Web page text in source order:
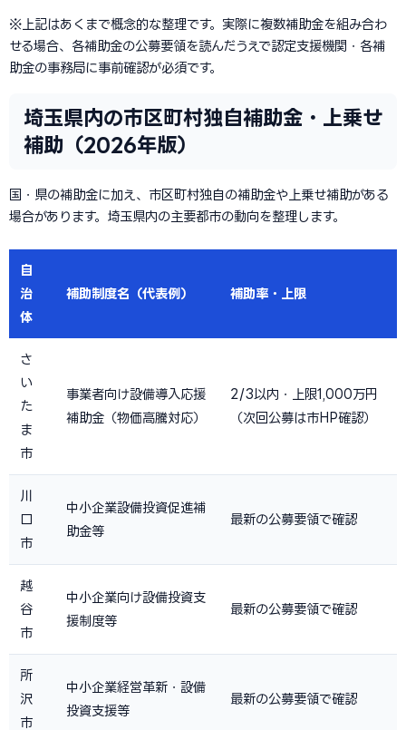
※上記はあくまで概念的な整理です。実際に複数補助金を組み合わ
せる場合、各補助金の公募要領を読んだうえで認定支援機関・各補
助金の事務局に事前確認が必須です。
埼玉県内の市区町村独自補助金・上乗せ
補助（2026年版）
国・県の補助金に加え、市区町村独自の補助金や上乗せ補助がある
場合があります。埼玉県内の主要都市の動向を整理します。
自
治
体
補助制度名（代表例） 補助率・上限
さ
い
た
ま
市
事業者向け設備導入応援
補助金（物価高騰対応）
2/3以内・上限1,000万円
（次回公募は市HP確認）
川
口
市
中小企業設備投資促進補
助金等
最新の公募要領で確認
越
谷
市
中小企業向け設備投資支
援制度等
最新の公募要領で確認
所
沢
市
中小企業経営革新・設備
投資支援等
最新の公募要領で確認